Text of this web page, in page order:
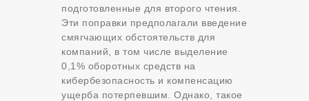
подготовленные для второго чтения.
Эти поправки предполагали введение
смягчающих обстоятельств для
компаний, в том числе выделение
0,1% оборотных средств на
кибербезопасность и компенсацию
ущерба потерпевшим. Однако, такое